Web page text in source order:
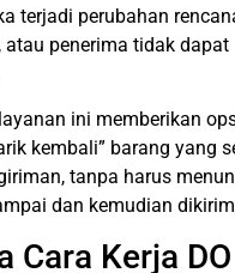
terjadi perubahan
atau penerima tidak dapat
ini memberikan
kembali” barang yang
tanpa harus
dan kemudian
Cara Kerja DO